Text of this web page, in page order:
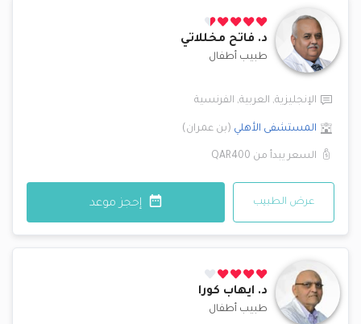
د. فاتح مخللاتي
طبيب أطفال
الإنجليزية, العربية, الفرنسية
المستشفى الأهلي (بن عمران)
السعر يبدأ من QAR400
عرض الطبيب إحجز موعد
د. ايهاب كورا
طبيب أطفال